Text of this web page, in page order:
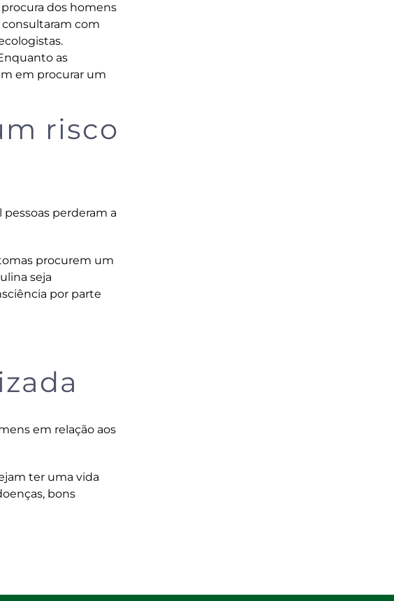
dos homens
com
as
em procurar um
risco
perderam a
procurem um
seja
por parte
em relação aos
ter uma vida
bons